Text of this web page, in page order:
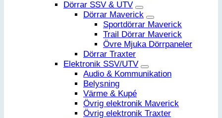
Dörrar SSV & UTV
Dörrar Maverick
Sportdörrar Maverick
Trail Dörrar Maverick
Övre Mjuka Dörrpaneler
Dörrar Traxter
Elektronik SSV/UTV
Audio & Kommunikation
Belysning
Värme & Kupé
Övrig elektronik Maverick
Övrig elektronik Traxter